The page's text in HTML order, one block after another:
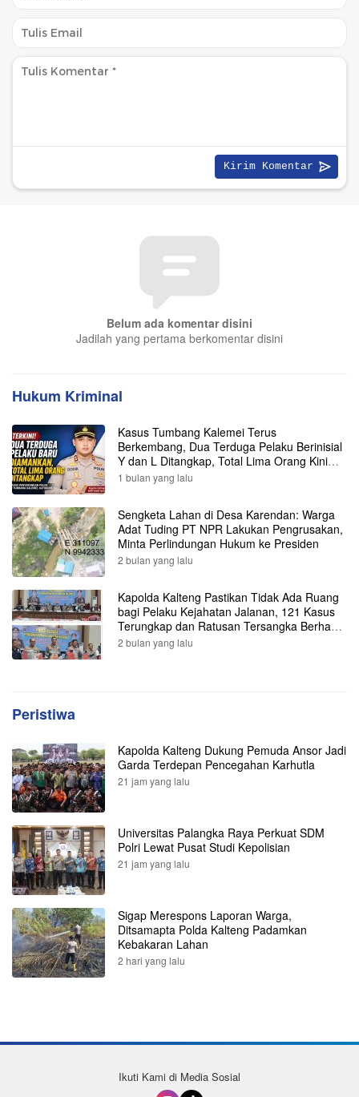
Belum ada komentar disini
Jadilah yang pertama berkomentar disini
Hukum Kriminal
Kasus Tumbang Kalemei Terus
Berkembang, Dua Terduga Pelaku Berinisial
Y dan L Ditangkap, Total Lima Orang Kini
Diamankan Polisi
1 bulan yang lalu
Sengketa Lahan di Desa Karendan: Warga
Adat Tuding PT NPR Lakukan Pengrusakan,
Minta Perlindungan Hukum ke Presiden
2 bulan yang lalu
Kapolda Kalteng Pastikan Tidak Ada Ruang
bagi Pelaku Kejahatan Jalanan, 121 Kasus
Terungkap dan Ratusan Tersangka Berhasil
Dibekuk
2 bulan yang lalu
Peristiwa
Kapolda Kalteng Dukung Pemuda Ansor Jadi
Garda Terdepan Pencegahan Karhutla
21 jam yang lalu
Universitas Palangka Raya Perkuat SDM
Polri Lewat Pusat Studi Kepolisian
21 jam yang lalu
Sigap Merespons Laporan Warga,
Ditsamapta Polda Kalteng Padamkan
Kebakaran Lahan
2 hari yang lalu
Ikuti Kami di Media Sosial